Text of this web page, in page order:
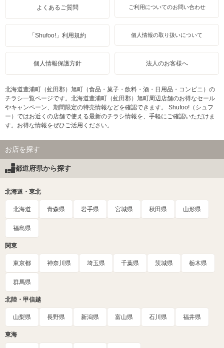
よくあるご質問 ご利用についてのお問い合わせ
「Shufoo!」利用規約 個人情報の取り扱いについて
個人情報保護方針 法人のお客様へ
北海道豊浦町（虻田郡）旭町（食品・菓子・飲料・酒・日用品・コンビニ）の
チラシ一覧ページです。北海道豊浦町（虻田郡）旭町周辺店舗のお得なセール
やキャンペーン、期間限定の特売情報などを確認できます。 Shufoo!（シュフ
ー）ではお近くの店舗で使える最新のチラシ情報を、手軽にご確認いただけま
す。お得な情報をぜひご活用ください。
お店を探す
都道府県から探す
北海道・東北
北海道 青森県 岩手県 宮城県 秋田県 山形県
福島県
関東
東京都 神奈川県 埼玉県 千葉県 茨城県 栃木県
群馬県
北陸・甲信越
山梨県 長野県 新潟県 富山県 石川県 福井県
東海